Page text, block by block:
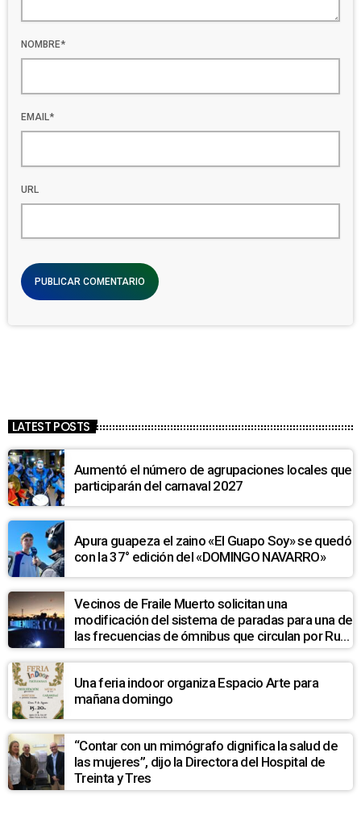
NOMBRE*
EMAIL*
URL
LATEST POSTS
Aumentó el número de agrupaciones locales que
participarán del carnaval 2027
Apura guapeza el zaino «El Guapo Soy» se quedó
con la 37° edición del «DOMINGO NAVARRO»
Vecinos de Fraile Muerto solicitan una
modificación del sistema de paradas para una de
las frecuencias de ómnibus que circulan por Ruta
7
Una feria indoor organiza Espacio Arte para
mañana domingo
“Contar con un mimógrafo dignifica la salud de
las mujeres”, dijo la Directora del Hospital de
Treinta y Tres